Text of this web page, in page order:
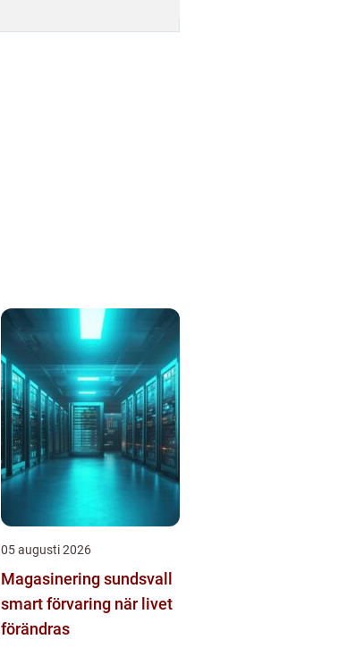
05 augusti 2026
Magasinering sundsvall
smart förvaring när livet
förändras